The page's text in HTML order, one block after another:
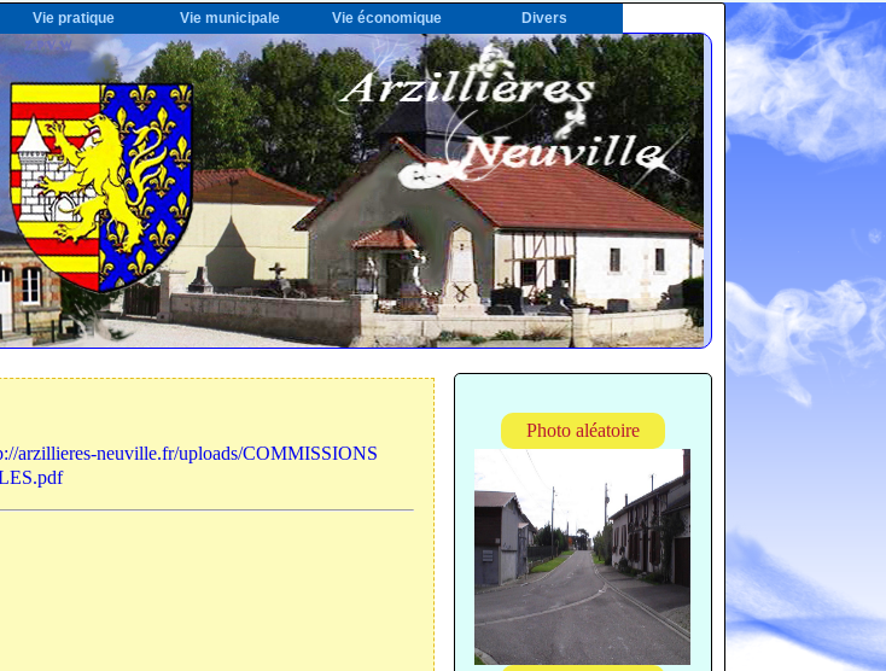
Vie pratique Vie municipale Vie économique Divers
Photo aléatoire
arzillieres-neuville.fr/uploads/COMMISSIONS